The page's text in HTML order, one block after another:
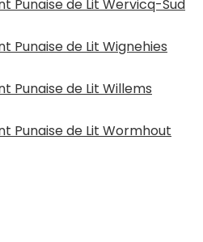
Punaise de Lit Wervicq-Sud
Punaise de Lit Wignehies
Punaise de Lit Willems
Punaise de Lit Wormhout